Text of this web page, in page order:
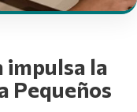
impulsa la
Pequeños